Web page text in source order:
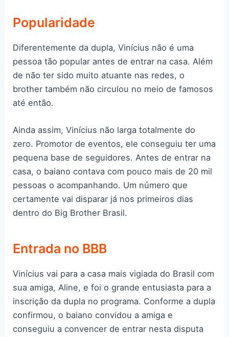
Popularidade
Diferentemente da dupla, Vinícius não é uma
pessoa tão popular antes de entrar na casa. Além
de não ter sido muito atuante nas redes, o
brother também não circulou no meio de famosos
até então.
Ainda assim, Vinícius não larga totalmente do
zero. Promotor de eventos, ele conseguiu ter uma
pequena base de seguidores. Antes de entrar na
casa, o baiano contava com pouco mais de 20 mil
pessoas o acompanhando. Um número que
certamente vai disparar já nos primeiros dias
dentro do Big Brother Brasil.
Entrada no BBB
Vinícius vai para a casa mais vigiada do Brasil com
sua amiga, Aline, e foi o grande entusiasta para a
inscrição da dupla no programa. Conforme a dupla
confirmou, o baiano convidou a amiga e
conseguiu a convencer de entrar nesta disputa